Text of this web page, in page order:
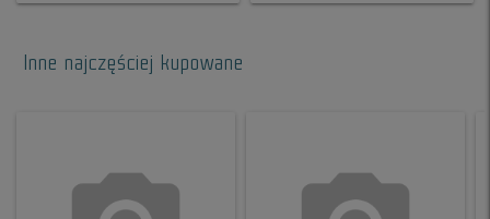
Inne najczęściej kupowane